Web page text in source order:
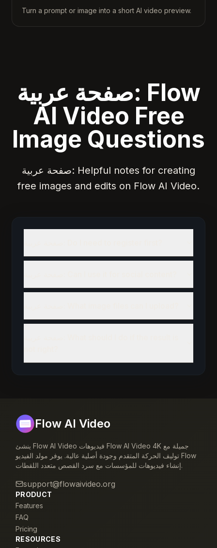
Turn a prompt or image into a short AI video preview.
صفحة عربية: Flow
AI Video Free
Image Questions
صفحة عربية: Helpful notes for creating
free images and edits on Flow AI Video.
Flow AI Video
ينشئ Flow AI Video فيديوهات Flow AI Video 4K جميلة مع
توليف الحركة المتقدم وجودة أصلية عالية. يوفر مولد الفيديو Flow
إنشاء فيديوهات للمؤسسات مع سرد القصص متعدد اللقطات.
support@flowaivideo.org
PRODUCT
Features
FAQ
Pricing
RESOURCES